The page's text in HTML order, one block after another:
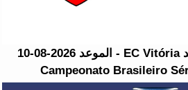
مباراة CR Flamengo ضد EC Vitória - الموعد 2026-08-10